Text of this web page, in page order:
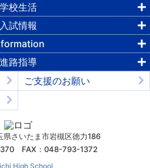
さいたま市岩槻区徳力186
FAX：048-793-1372
学校生活
入試情報
進路指導
ご支援のお願い
High School